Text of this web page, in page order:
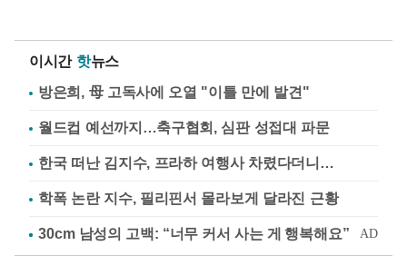
이시간 핫뉴스
방은희, 母 고독사에 오열 "이틀 만에 발견"
월드컵 예선까지…축구협회, 심판 성접대 파문
한국 떠난 김지수, 프라하 여행사 차렸다더니…
학폭 논란 지수, 필리핀서 몰라보게 달라진 근황